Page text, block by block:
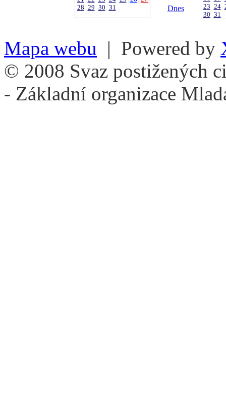
28 29 30 31 Dnes
23 24
30 31
Mapa webu | Powered by
© 2008 Svaz postižených
- Základní organizace